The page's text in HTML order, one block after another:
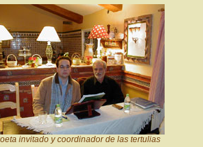
invitado y coordinador de las tertulias